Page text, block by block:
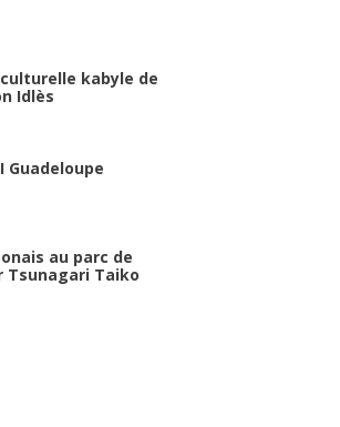
kabyle de
Idlès
Guadeloupe
au parc de
Tsunagari Taiko